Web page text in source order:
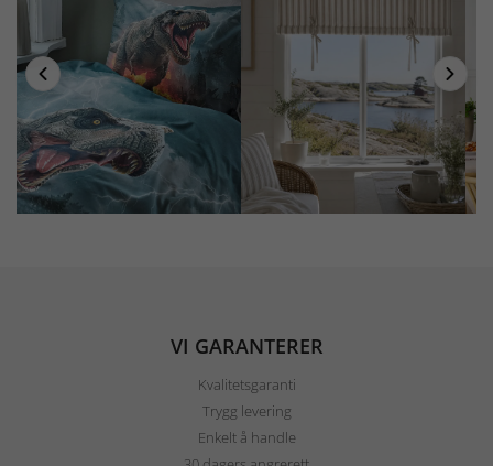
VI GARANTERER
Kvalitetsgaranti
Trygg levering
Enkelt å handle